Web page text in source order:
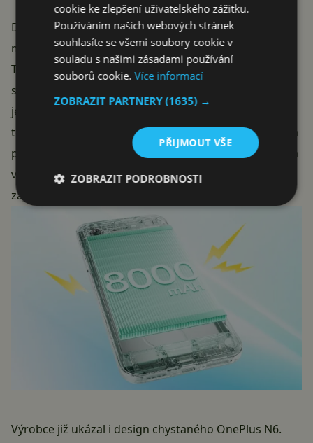
Dle záznamů v databázi Geekbench by pak novinka
měla disponovat čipsetemMediatek Dimensity 6300
To značí výkon pro spíše nenáročné uživatele, avšak
stále dostatečný pro běžné každodenní použití. Navíc
je tímto víceméně potvrzeno, že se bude jednat o
telefon s podporou 5G. Jistě, použitý čipset není žádná
pecka, nicméně pokud se potvrdí
předpokládaná cena
v přepočtu cca 3 200 Kč, mohlo by jít o model s velmi
zajímavým poměrem cena / výkon.
Výrobce již ukázal i design chystaného OnePlus N6.
cookie ke zlepšení uživatelského zážitku.
Používáním našich webových stránek
souhlasíte se všemi soubory cookie v
souladu s našimi zásadami používání
souborů cookie.Více informací
ZOBRAZIT PARTNERY(1635) →
PŘIJMOUT VŠE
ZOBRAZIT PODROBNOSTI